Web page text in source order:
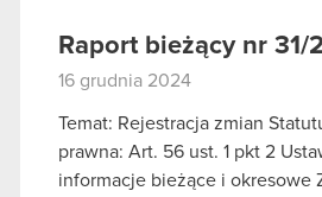
Raport bieżący nr 31/
16 grudnia 2024
Temat: Rejestracja zmian
prawna: Art. 56 ust. 1 pkt 2
informacje bieżące i okresowe